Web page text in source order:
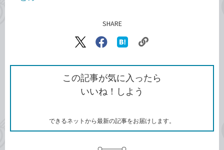
SHARE
X（旧
で
シ
ェ
ア
Facebook
シ
ェ
ア
な
ブ
ッ
ク
ク
ク
を
コ
この記事が気に入ったら
いいね！しよう
できるネットから最新の記事をお届けします。